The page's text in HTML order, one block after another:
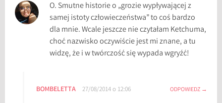
y
s
O. Smutne historie o „grozie wypływającej z
samej istoty człowieczeństwa” to coś bardzo
dla mnie. Wcale jeszcze nie czytałam Ketchuma,
choć nazwisko oczywiście jest mi znane, a tu
widzę, że i w twórczość się wypada wgryźć!
BOMBELETTA 27/08/2014 o 12:06 ODPOWIEDZ